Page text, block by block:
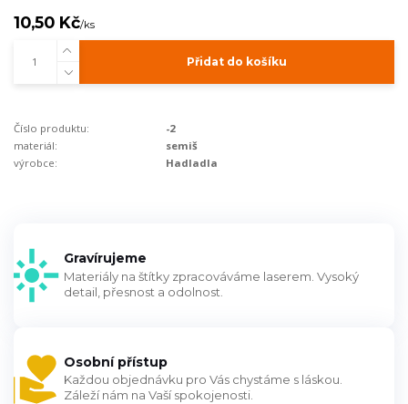
10,50 Kč/ks
Přidat do košíku
Číslo produktu:
-2
materiál:
semiš
výrobce:
Hadladla
Gravírujeme
Materiály na štítky zpracováváme laserem. Vysoký
detail, přesnost a odolnost.
Osobní přístup
Každou objednávku pro Vás chystáme s láskou.
Záleží nám na Vaší spokojenosti.